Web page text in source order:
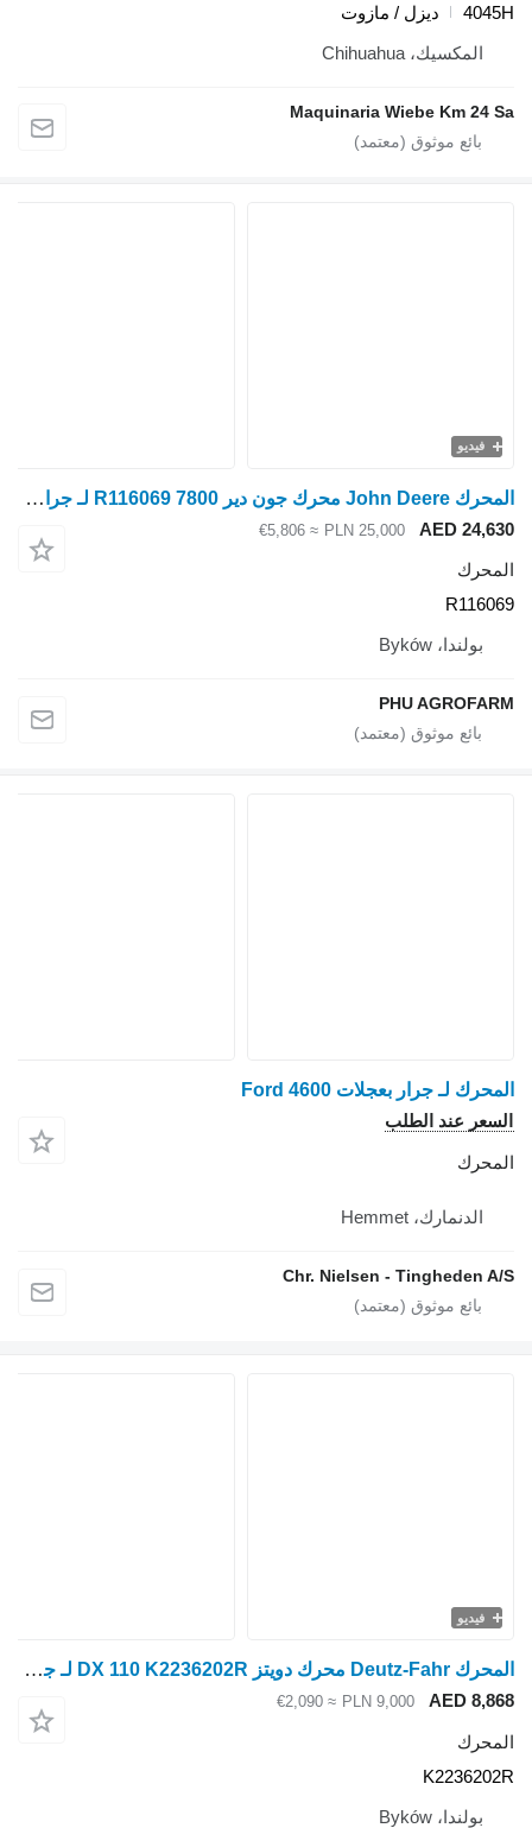
4045H
ديزل / مازوت
المكسيك، Chihuahua
Maquinaria Wiebe Km 24 Sa
فيديو
المحرك John Deere محرك جون دير 7800 R116069 لـ جرار بعجلات
AED 24,630
PLN 25,000
≈ €5,806
المحرك
R116069
بولندا، Byków
PHU AGROFARM
المحرك لـ جرار بعجلات Ford 4600
السعر عند الطلب
المحرك
الدنمارك، Hemmet
Chr. Nielsen - Tingheden A/S
فيديو
المحرك Deutz-Fahr محرك دويتز DX 110 K2236202R لـ جرار بعجلات
AED 8,868
PLN 9,000
≈ €2,090
المحرك
K2236202R
بولندا، Byków